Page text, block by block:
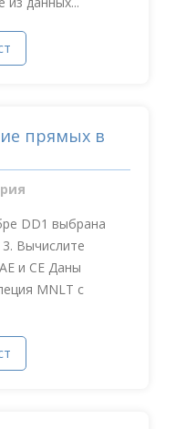
прямых в
DD1 выбрана
3. Вычислите
и СE Даны
MNLT с